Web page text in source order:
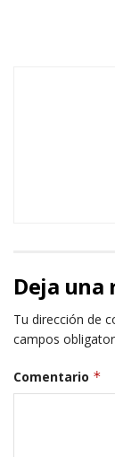
Deja una
Tu dirección de
campos
Comentario *